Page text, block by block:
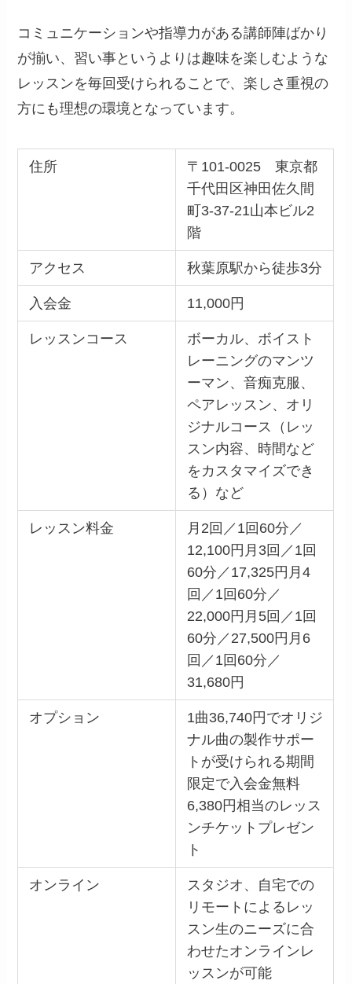
コミュニケーションや指導力がある講師陣ばかり
が揃い、習い事というよりは趣味を楽しむような
レッスンを毎回受けられることで、楽しさ重視の
方にも理想の環境となっています。
住所
〒101-0025 東京都
千代田区神田佐久間
町3-37-21山本ビル2
階
アクセス 秋葉原駅から徒歩3分
入会金 11,000円
レッスンコース
ボーカル、ボイスト
レーニングのマンツ
ーマン、音痴克服、
ペアレッスン、オリ
ジナルコース（レッ
スン内容、時間など
をカスタマイズでき
る）など
レッスン料金
月2回／1回60分／
12,100円月3回／1回
60分／17,325円月4
回／1回60分／
22,000円月5回／1回
60分／27,500円月6
回／1回60分／
31,680円
オプション
1曲36,740円でオリジ
ナル曲の製作サポー
トが受けられる期間
限定で入会金無料
6,380円相当のレッス
ンチケットプレゼン
ト
オンライン
スタジオ、自宅での
リモートによるレッ
スン生のニーズに合
わせたオンラインレ
ッスンが可能